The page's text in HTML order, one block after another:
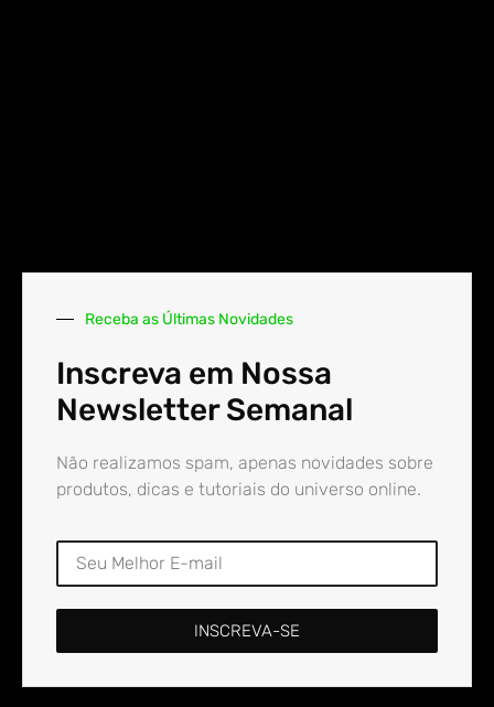
Receba as Últimas Novidades
Inscreva em Nossa
Newsletter Semanal
Não realizamos spam, apenas novidades sobre
produtos, dicas e tutoriais do universo online.
INSCREVA-SE